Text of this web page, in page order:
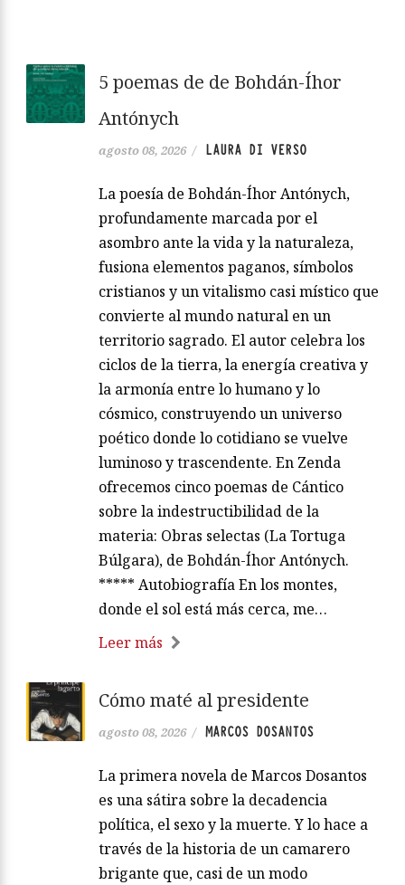
5 poemas de de Bohdán-Íhor
Antónych
agosto 08, 2026 / LAURA DI VERSO
La poesía de Bohdán-Íhor Antónych,
profundamente marcada por el
asombro ante la vida y la naturaleza,
fusiona elementos paganos, símbolos
cristianos y un vitalismo casi místico que
convierte al mundo natural en un
territorio sagrado. El autor celebra los
ciclos de la tierra, la energía creativa y
la armonía entre lo humano y lo
cósmico, construyendo un universo
poético donde lo cotidiano se vuelve
luminoso y trascendente. En Zenda
ofrecemos cinco poemas de Cántico
sobre la indestructibilidad de la
materia: Obras selectas (La Tortuga
Búlgara), de Bohdán-Íhor Antónych.
***** Autobiografía En los montes,
donde el sol está más cerca, me…
Leer más
Cómo maté al presidente
agosto 08, 2026 / MARCOS DOSANTOS
La primera novela de Marcos Dosantos
es una sátira sobre la decadencia
política, el sexo y la muerte. Y lo hace a
través de la historia de un camarero
brigante que, casi de un modo